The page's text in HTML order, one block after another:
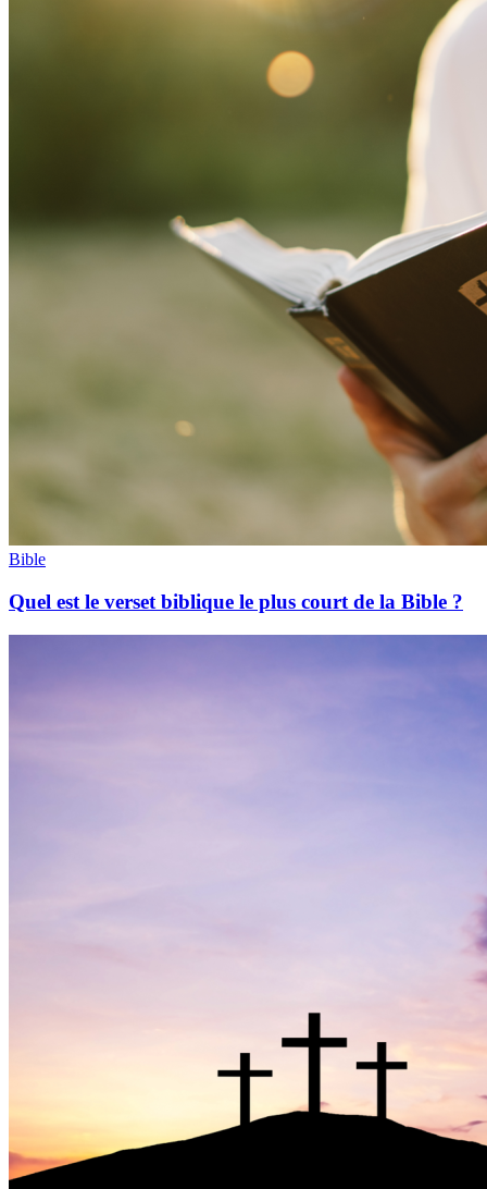
Bible
Quel est le verset biblique le plus court de la Bible ?